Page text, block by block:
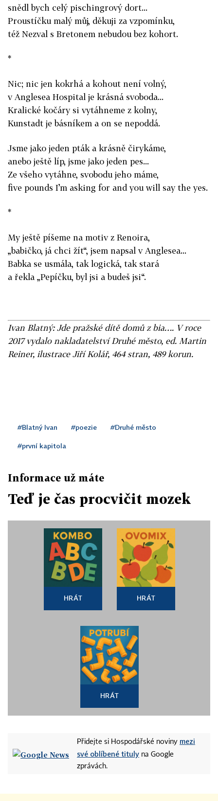
snědl bych celý pischingrový dort...
Proustíčku malý můj, děkuji za vzpomínku,
též Nezval s Bretonem nebudou bez kohort.
*
Nic; nic jen kokrhá a kohout není volný,
v Anglesea Hospital je krásná svoboda...
Kralické kočáry si vytáhneme z kolny,
Kunstadt je básníkem a on se nepoddá.
Jsme jako jeden pták a krásně čirykáme,
anebo ještě líp, jsme jako jeden pes...
Ze všeho vytáhne, svobodu jeho máme,
five pounds I’m asking for and you will say the yes.
*
My ještě píšeme na motiv z Renoira,
„babičko, já chci žít“, jsem napsal v Anglesea...
Babka se usmála, tak logická, tak stará
a řekla „Pepíčku, byl jsi a budeš jsi“.
Ivan Blatný: Jde pražské dítě domů z bia…. V roce
2017 vydalo nakladatelství Druhé město, ed. Martin
Reiner, ilustrace Jiří Kolář, 464 stran, 489 korun.
#Blatný Ivan #poezie #Druhé město
#první kapitola
Informace už máte
Teď je čas procvičit mozek
HRÁT HRÁT
HRÁT
Přidejte si Hospodářské noviny mezi
své oblíbené tituly na Google
zprávách.